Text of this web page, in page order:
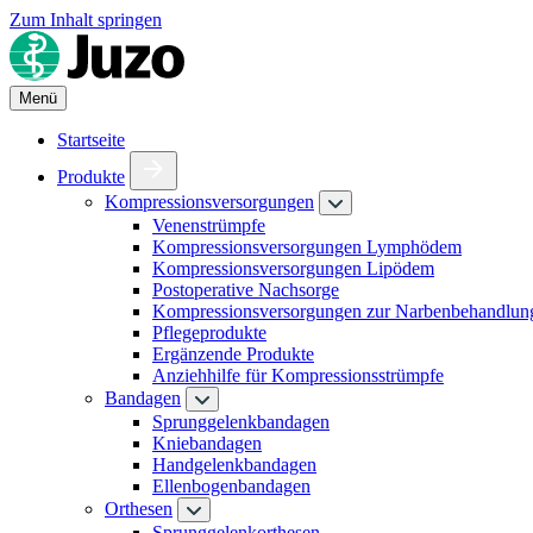
Zum Inhalt springen
Menü
Startseite
Produkte
Kompressionsversorgungen
Venenstrümpfe
Kompressionsversorgungen Lymphödem
Kompressionsversorgungen Lipödem
Postoperative Nachsorge
Kompressionsversorgungen zur
Pflegeprodukte
Ergänzende Produkte
Anziehhilfe für Kompressionsstrümpfe
Bandagen
Sprunggelenkbandagen
Kniebandagen
Handgelenkbandagen
Ellenbogenbandagen
Orthesen